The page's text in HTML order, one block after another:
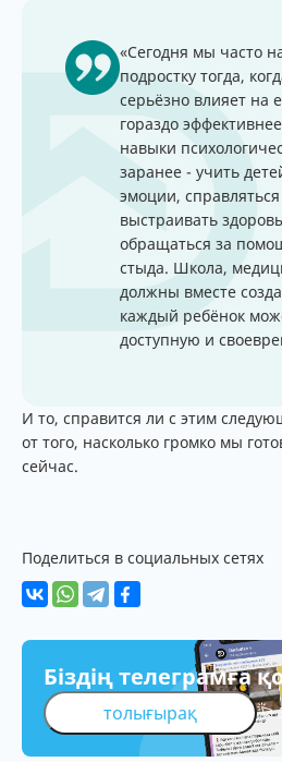
«Сегодня мы часто
подростку тогда,
серьёзно влияет на
гораздо
навыки
заранее - учить
эмоции,
выстраивать
обращаться за
стыда. Школа,
должны вместе
каждый ребёнок
доступную и
И то, справится ли с этим
от того, насколько громко мы
сейчас.
Поделиться в социальных сетях
Біздің телеграмға
толығырақ